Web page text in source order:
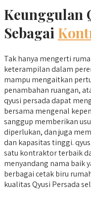
Keunggulan
Sebagai
Tak hanya mengerti
keterampilan dalam
mampu mengaitkan
penambahan ruangan,
qyusi persada dapat
bersama mengenal
sanggup memberikan
diperlukan, dan juga
dan kapasitas tinggi.
satu kontraktor terbaik
menyandang nama baik
berbagai cetak biru
kualitas Qyusi Persada